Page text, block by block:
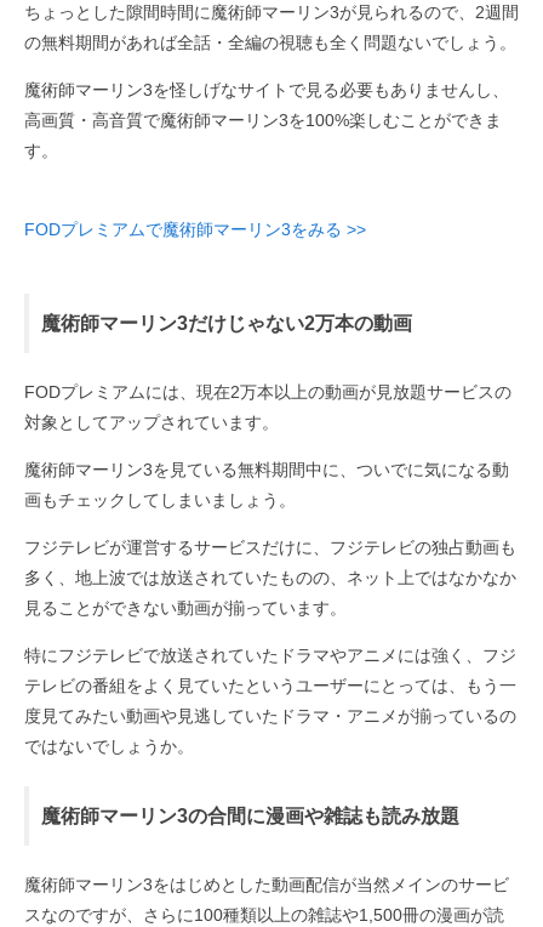
ちょっとした隙間時間に魔術師マーリン3が見られるので、2週間
の無料期間があれば全話・全編の視聴も全く問題ないでしょう。
魔術師マーリン3を怪しげなサイトで見る必要もありませんし、
高画質・高音質で魔術師マーリン3を100%楽しむことができま
す。
FODプレミアムで魔術師マーリン3をみる >>
魔術師マーリン3だけじゃない2万本の動画
FODプレミアムには、現在2万本以上の動画が見放題サービスの
対象としてアップされています。
魔術師マーリン3を見ている無料期間中に、ついでに気になる動
画もチェックしてしまいましょう。
フジテレビが運営するサービスだけに、フジテレビの独占動画も
多く、地上波では放送されていたものの、ネット上ではなかなか
見ることができない動画が揃っています。
特にフジテレビで放送されていたドラマやアニメには強く、フジ
テレビの番組をよく見ていたというユーザーにとっては、もう一
度見てみたい動画や見逃していたドラマ・アニメが揃っているの
ではないでしょうか。
魔術師マーリン3の合間に漫画や雑誌も読み放題
魔術師マーリン3をはじめとした動画配信が当然メインのサービ
スなのですが、さらに100種類以上の雑誌や1,500冊の漫画が読